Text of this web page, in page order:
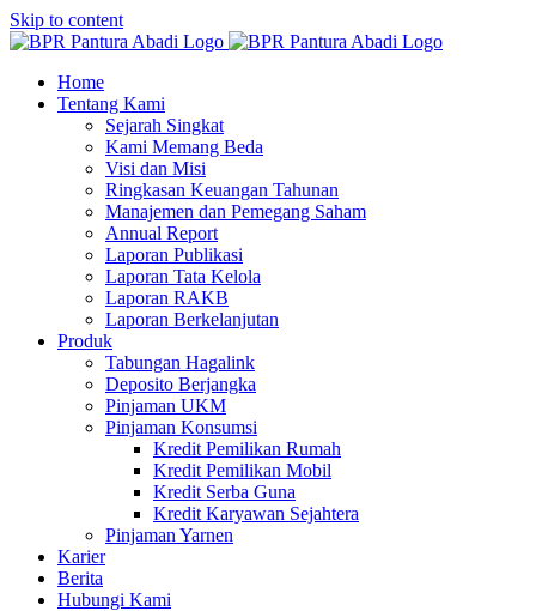
Skip to content
Home
Tentang Kami
Sejarah Singkat
Kami Memang Beda
Visi dan Misi
Ringkasan Keuangan Tahunan
Manajemen dan Pemegang Saham
Annual Report
Laporan Publikasi
Laporan Tata Kelola
Laporan RAKB
Laporan Berkelanjutan
Produk
Tabungan Hagalink
Deposito Berjangka
Pinjaman UKM
Pinjaman Konsumsi
Kredit Pemilikan Rumah
Kredit Pemilikan Mobil
Kredit Serba Guna
Kredit Karyawan Sejahtera
Pinjaman Yarnen
Karier
Berita
Hubungi Kami